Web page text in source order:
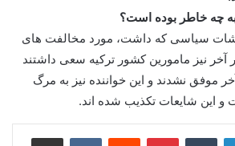
به چه خاطر بوده است؟
سیاسی که داشت، مورد مخالفت‌ های
آخر نیز مامورین کشور ترکیه سعی داشتند
آخر موفق نشدند و این خواننده نیز به مرگ
و این شایعات تکذیب شده اند.
لینکدین ‫تامبلر پینترست‫رددیت ‫VKontakteاشتراک گذاری از طریق ایمیل